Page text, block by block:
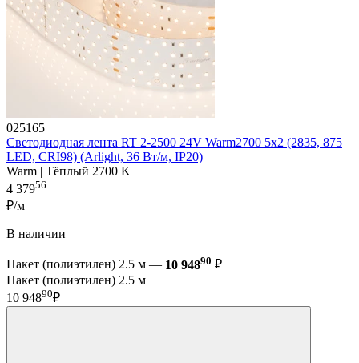
025165
Светодиодная лента RT 2-2500 24V Warm2700 5x2 (2835, 875
LED, CRI98) (Arlight, 36 Вт/м, IP20)
Warm | Тёплый 2700 K
4 37956
₽/м
В наличии
Пакет (полиэтилен) 2.5 м — 10 94890 ₽
Пакет (полиэтилен) 2.5 м
10 94890₽